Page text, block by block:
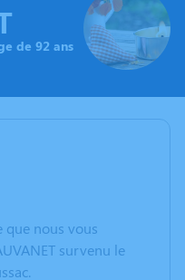
de 92 ans
que nous vous
survenu le